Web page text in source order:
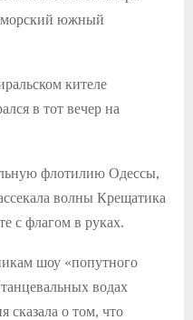
южный
кителе
в тот вечер на
флотилию Одессы,
волны Крещатика
с флагом в руках.
шоу «попутного
водах
сказала о том, что